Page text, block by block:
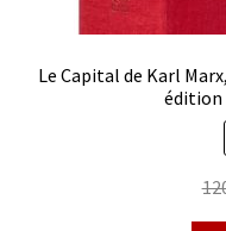
Le Capital de Karl
édition